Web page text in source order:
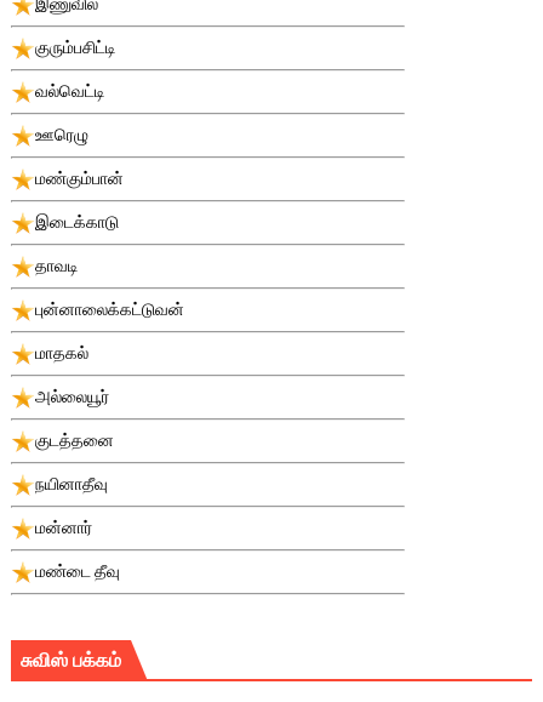
குரும்பசிட்டி
வல்வெட்டி
ஊரெழு
மண்கும்பான்
இடைக்காடு
தாவடி
புன்னாலைக்கட்டுவன்
மாதகல்
அல்லையூர்
குடத்தனை
நயினாதீவு
மன்னார்
மண்டை தீவு
சுவிஸ் பக்கம்